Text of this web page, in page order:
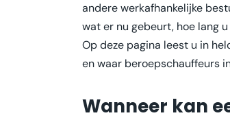
andere werkafhankelijke
wat er nu gebeurt, hoe lang
Op deze pagina leest u in
en waar beroepschauffeurs
Wanneer kan